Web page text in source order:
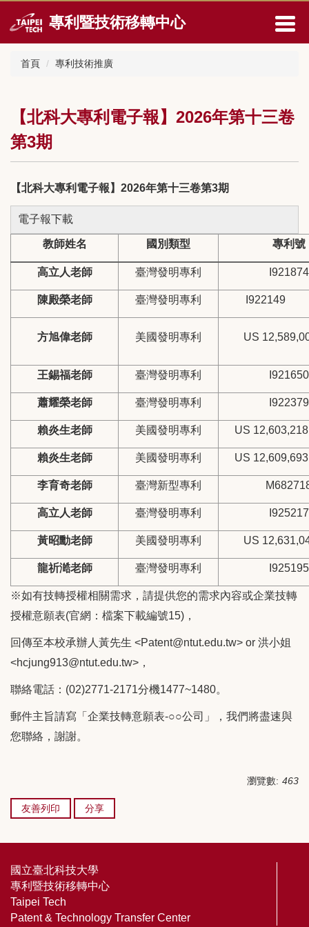
到
專利暨技術移轉中心
首頁 專利技術推廣
【北科大專利電子報】2026年第十三卷
第3期
【北科大專利電子報】2026年第十三卷第3期
電子報下載
教師姓名 國別類型 專利號
高立人老師 臺灣發明專利 I921874
陳殿榮老師 臺灣發明專利 I922149
方旭偉老師 美國發明專利 US
王錫福老師 臺灣發明專利 I921650
蕭耀榮老師 臺灣發明專利 I922379
賴炎生老師 美國發明專利 US
賴炎生老師 美國發明專利 US
李育奇老師 臺灣新型專利
高立人老師 臺灣發明專利 I925217
黃昭勳老師 美國發明專利 US
龍祈澔老師 臺灣發明專利 I925195
※如有技轉授權相關需求，請提供您的需求內容或企業技轉
授權意願表(官網：檔案下載編號15)，
回傳至本校承辦人黃先生 <Patent@ntut.edu.tw> or 洪小姐
<hcjung913@ntut.edu.tw>，
聯絡電話：(02)2771-2171分機1477~1480。
郵件主旨請寫「企業技轉意願表-○○公司」，我們將盡速與
您聯絡，謝謝。
瀏覽數: 463
友善列印 分享
國立臺北科技大學
專利暨技術移轉中心
Taipei Tech
Patent & Technology Transfer Center